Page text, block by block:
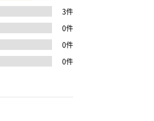
3件
0件
0件
0件